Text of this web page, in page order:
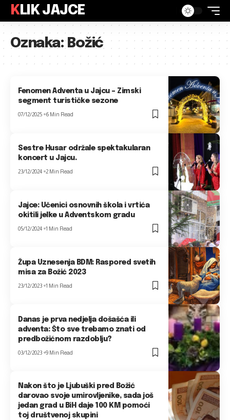
KLIK JAJCE
Oznaka:Božić
Fenomen Adventa u Jajcu – Zimski
segment turističke sezone
07/12/2025 6 Min Read
Sestre Husar održale spektakularan
koncert u Jajcu.
23/12/2024 2 Min Read
Jajce: Učenici osnovnih škola i vrtića
okitili jelke u Adventskom gradu
05/12/2024 1 Min Read
Župa Uznesenja BDM: Raspored svetih
misa za Božić 2023
23/12/2023 1 Min Read
Danas je prva nedjelja došašća ili
adventa: Što sve trebamo znati od
predbožićnom razdoblju?
03/12/2023 9 Min Read
Nakon što je Ljubuški pred Božić
darovao svoje umirovljenike, sada još
jedan grad u BiH daje 100 KM pomoći
toj društvenoj skupini